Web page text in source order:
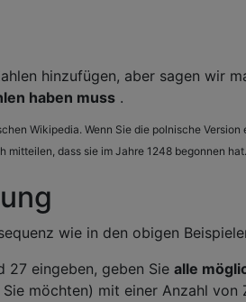
hinzufügen, aber sagen wir
haben muss .
Wikipedia. Wenn Sie die polnische
mitteilen, dass sie im Jahre 1248 begonnen hat.
wie in den obigen
27 eingeben, geben Sie alle
möchten) mit einer Anzahl von